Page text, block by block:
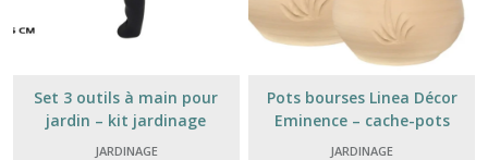
Set 3 outils à main pour
jardin – kit jardinage
pratique
JARDINAGE
Pots bourses Linea Décor
Eminence – cache-pots
design modernes
JARDINAGE